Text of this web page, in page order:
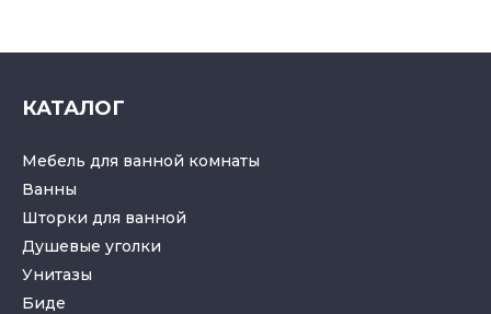
КАТАЛОГ
Мебель для ванной комнаты
Ванны
Шторки для ванной
Душевые уголки
Унитазы
Биде